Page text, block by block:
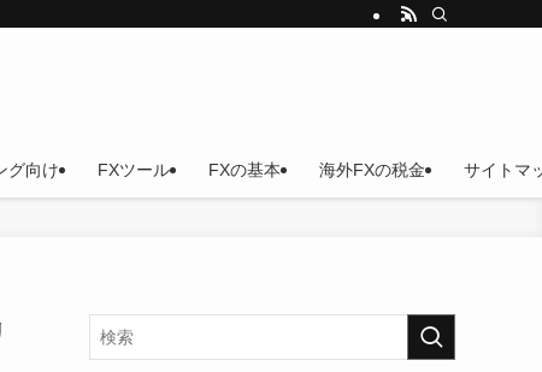
グ向け FXツール FXの基本 海外FXの税金 サイトマ